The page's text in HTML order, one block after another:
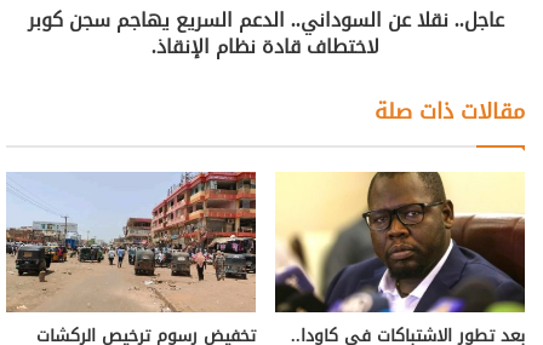
عاجل.. نقلا عن السوداني.. الدعم السريع يهاجم سجن كوبر
لاختطاف قادة نظام الإنقاذ.
مقالات ذات صلة
بعد تطور الاشتباكات في كاودا.. تخفيض رسوم ترخيص الركشات